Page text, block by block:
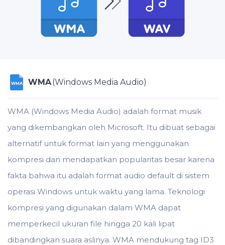
WMA WMA(Windows Media Audio)
WMA (Windows Media Audio) adalah format musik
yang dikembangkan oleh Microsoft. Itu dibuat sebagai
alternatif untuk format lain yang menggunakan
kompresi dan mendapatkan popularitas besar karena
fakta bahwa itu adalah format audio default di sistem
operasi Windows untuk waktu yang lama. Teknologi
kompresi yang digunakan dalam WMA dapat
memperkecil ukuran file hingga 20 kali lipat
dibandingkan suara aslinya. WMA mendukung tag ID3